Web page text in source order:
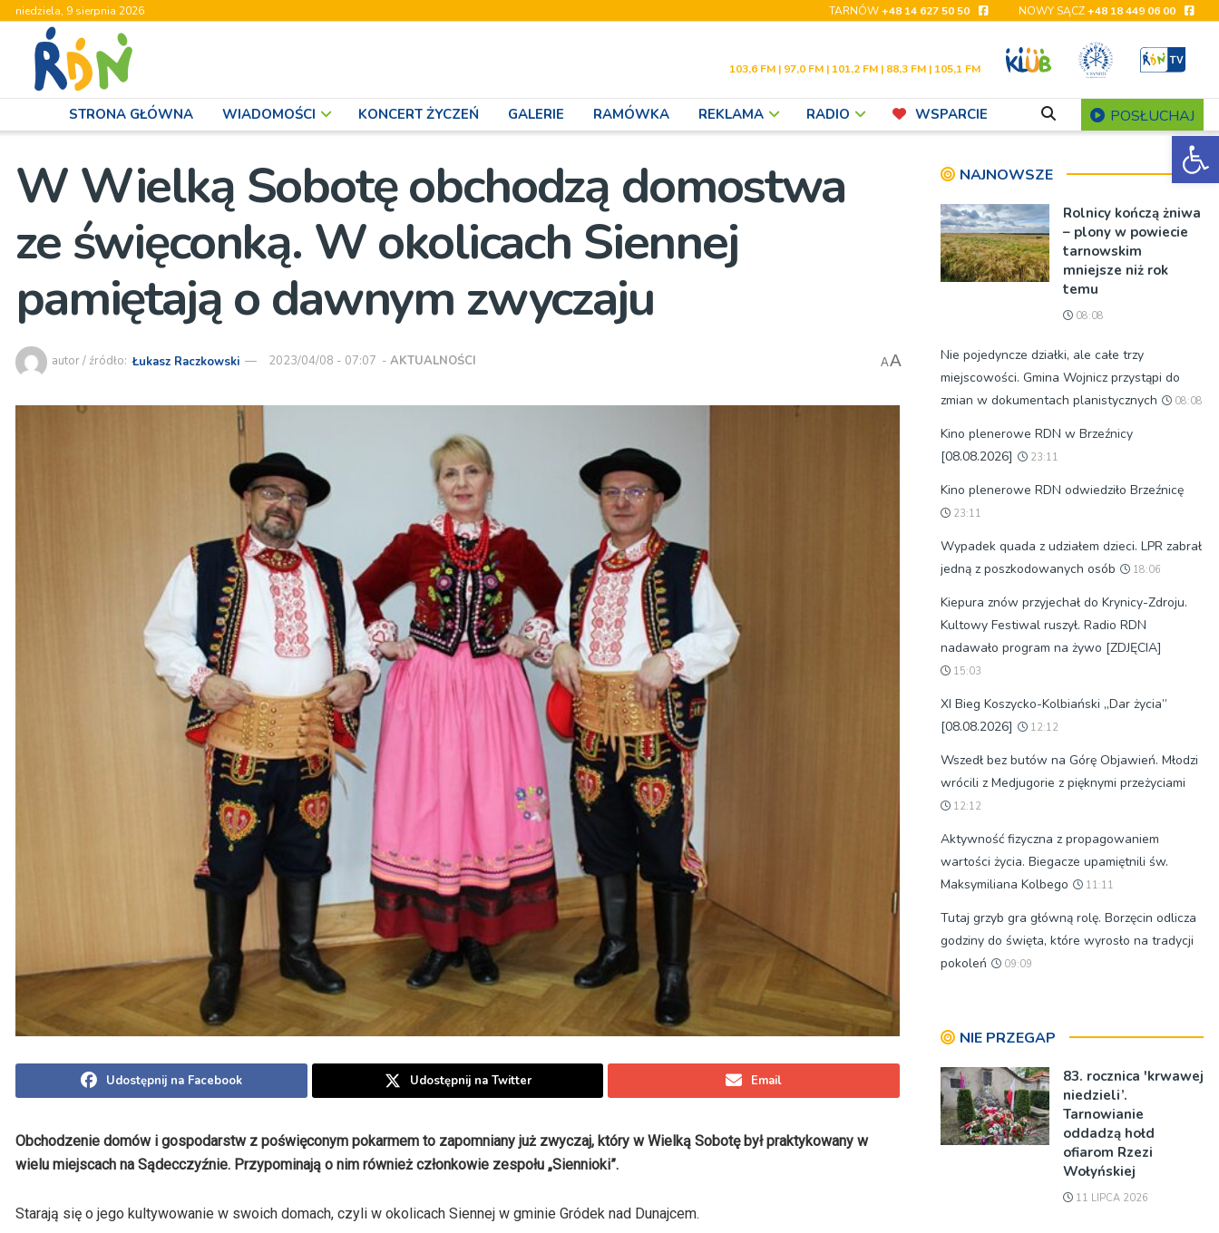
niedziela, 9 sierpnia 2026 TARNÓW+48 14 627 50 50 NOWY SĄCZ+48 18 449 06 00
103,6 FM | 97,0 FM | 101,2 FM | 88,3 FM | 105,1 FM
STRONA GŁÓWNA WIADOMOŚCI KONCERT ŻYCZEŃ GALERIE RAMÓWKA REKLAMA RADIO WSPARCIE POSŁUCHAJ
W Wielką Sobotę obchodzą domostwa
ze święconką. W okolicach Siennej
pamiętają o dawnym zwyczaju
autor / źródło: Łukasz Raczkowski 2023/04/08 - 07:07 - AKTUALNOŚCI AA
Udostępnij na Facebook Udostępnij na Twitter Email
Obchodzenie domów i gospodarstw z poświęconym pokarmem to zapomniany już zwyczaj, który w Wielką Sobotę był praktykowany w
wielu miejscach na Sądecczyźnie. Przypominają o nim również członkowie zespołu „Siennioki”.
Starają się o jego kultywowanie w swoich domach, czyli w okolicach Siennej w gminie Gródek nad Dunajcem.
NAJNOWSZE
Rolnicy kończą żniwa
– plony w powiecie
tarnowskim
mniejsze niż rok
temu
08:08
Nie pojedyncze działki, ale całe trzy
miejscowości. Gmina Wojnicz przystąpi do
zmian w dokumentach planistycznych
08:08
Kino plenerowe RDN w Brzeźnicy
[08.08.2026]
23:11
Kino plenerowe RDN odwiedziło Brzeźnicę
23:11
Wypadek quada z udziałem dzieci. LPR zabrał
jedną z poszkodowanych osób
18:06
Kiepura znów przyjechał do Krynicy-Zdroju.
Kultowy Festiwal ruszył. Radio RDN
nadawało program na żywo [ZDJĘCIA]
15:03
XI Bieg Koszycko-Kolbiański „Dar życia”
[08.08.2026]
12:12
Wszedł bez butów na Górę Objawień. Młodzi
wrócili z Medjugorie z pięknymi przeżyciami
12:12
Aktywność fizyczna z propagowaniem
wartości życia. Biegacze upamiętnili św.
Maksymiliana Kolbego
11:11
Tutaj grzyb gra główną rolę. Borzęcin odlicza
godziny do święta, które wyrosło na tradycji
pokoleń
09:09
NIE PRZEGAP
83. rocznica 'krwawej
niedzieli’.
Tarnowianie
oddadzą hołd
ofiarom Rzezi
Wołyńskiej
11 LIPCA 2026